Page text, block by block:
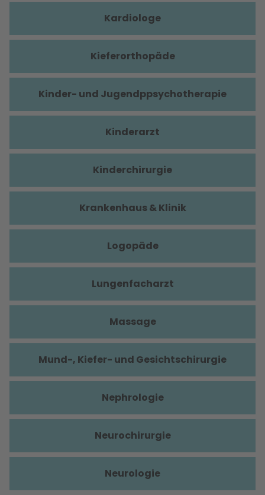
Kardiologe
Kieferorthopäde
Kinder- und Jugendppsychotherapie
Kinderarzt
Kinderchirurgie
Krankenhaus & Klinik
Logopäde
Lungenfacharzt
Massage
Mund-, Kiefer- und Gesichtschirurgie
Nephrologie
Neurochirurgie
Neurologie